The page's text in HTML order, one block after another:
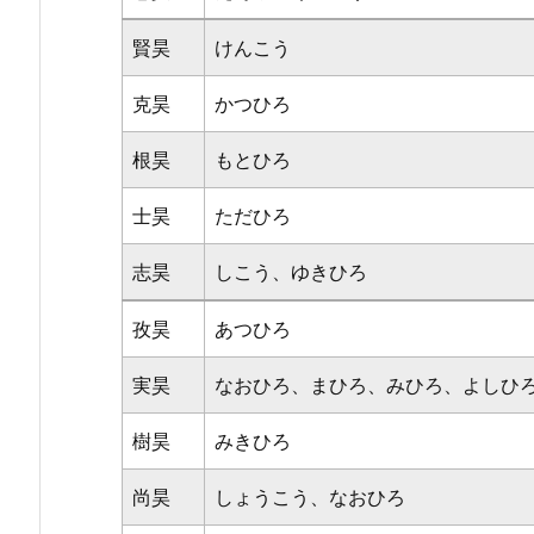
賢昊 けんこう
克昊 かつひろ
根昊 もとひろ
士昊 ただひろ
志昊 しこう、ゆきひろ
孜昊 あつひろ
実昊 なおひろ、まひろ、みひろ、よしひ
樹昊 みきひろ
尚昊 しょうこう、なおひろ